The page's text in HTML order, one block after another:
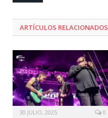
ARTÍCULOS RELACIONADOS
30 JULIO, 2025 0